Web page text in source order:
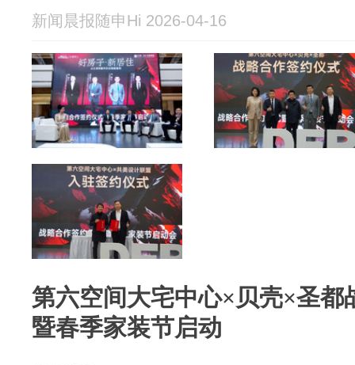
新闻晨报随申Hi 2026-04-16
第六空间大宅中心×贝壳×圣都
暨春季家装节启动